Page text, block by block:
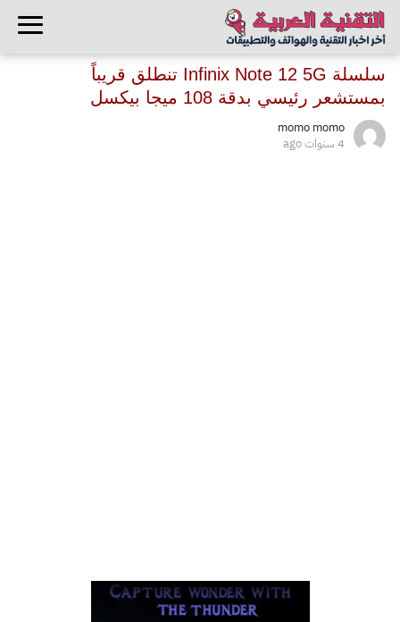
سلسلة Infinix Note 12 5G تنطلق قريباً
بمستشعر رئيسي بدقة 108 ميجا بيكسل
momo momo
4 سنوات ago